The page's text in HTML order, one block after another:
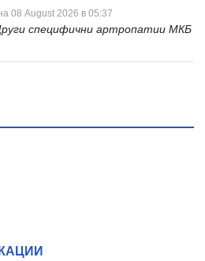
08 August 2026 в 05:37
специфични артропатии МКБ